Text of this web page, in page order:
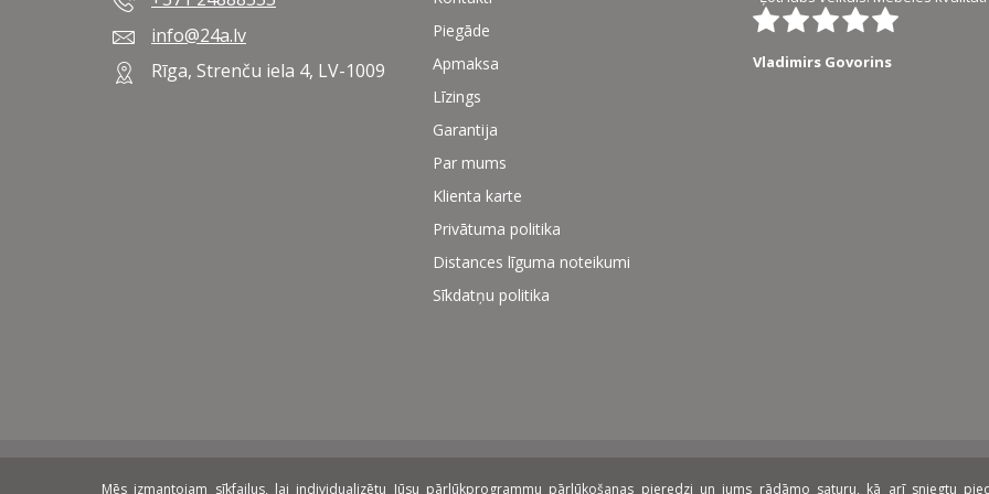
Mēs izmantojam sīkfailus, lai individualizētu Jūsu pārlūkprogrammu pārlūkošanas pieredzi un jums rādāmo saturu, kā arī sniegtu
info@24a.lv
Rīga, Strenču iela 4, LV-1009
Piegāde
Apmaksa
Līzings
Garantija
Par mums
Klienta karte
Privātuma politika
Distances līguma noteikumi
Sīkdatņu politika
Vladimirs Govorins